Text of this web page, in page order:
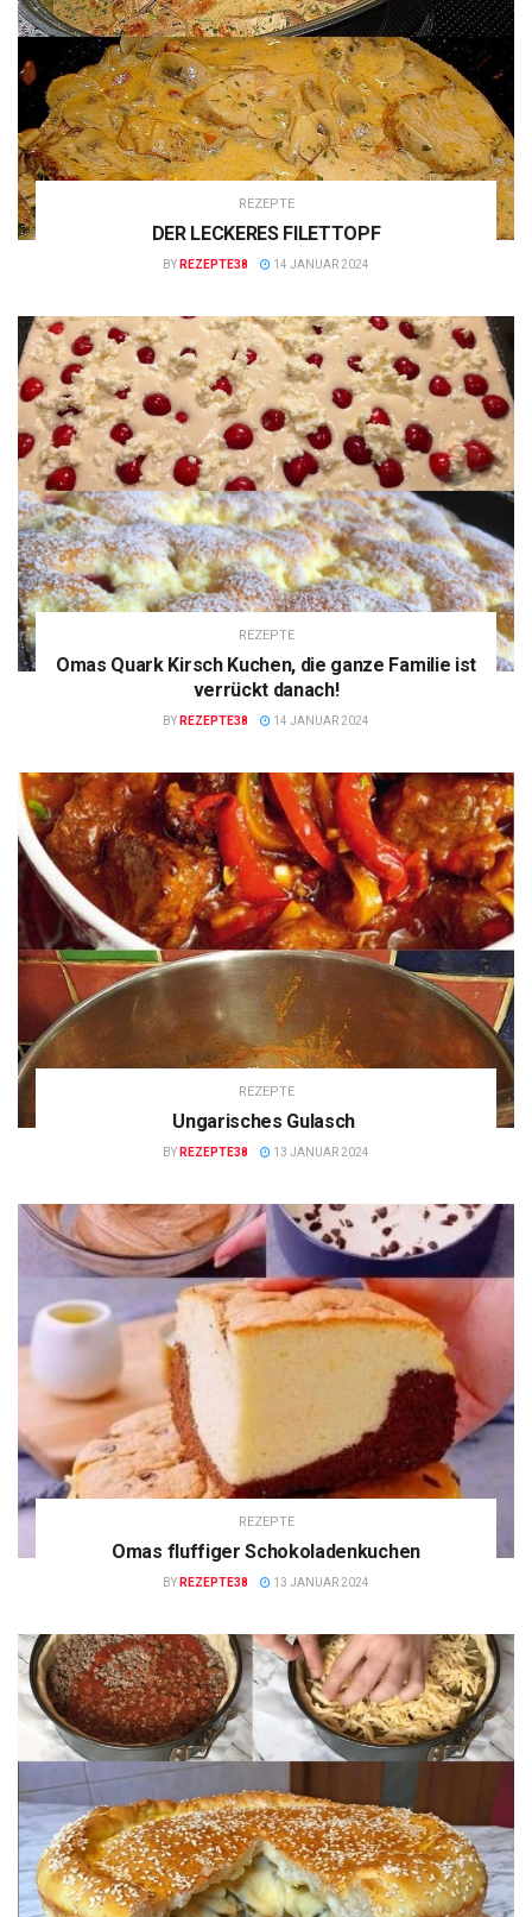
REZEPTE
DER LECKERES FILETTOPF
BY REZEPTE38 14 JANUAR 2024
REZEPTE
Omas Quark Kirsch Kuchen, die ganze Familie ist
verrückt danach!
BY REZEPTE38 14 JANUAR 2024
REZEPTE
Ungarisches Gulasch
BY REZEPTE38 13 JANUAR 2024
REZEPTE
Omas fluffiger Schokoladenkuchen
BY REZEPTE38 13 JANUAR 2024